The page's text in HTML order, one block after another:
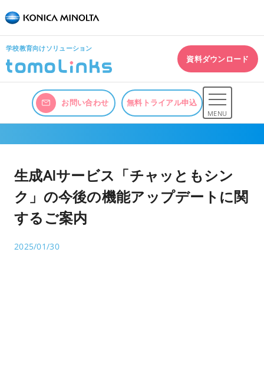
学校教育向けソリューション
資料ダウンロード
お問い合わせ 無料トライアル申込
MENU
生成AIサービス「チャッともシン
ク」の今後の機能アップデートに関
するご案内
2025/01/30